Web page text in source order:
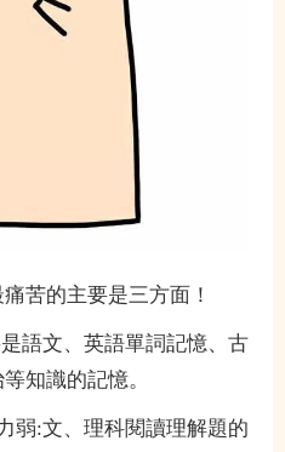
苦的主要是三方面！
語文、英語單詞記憶、古
知識的記憶。
弱:文、理科閱讀理解題的